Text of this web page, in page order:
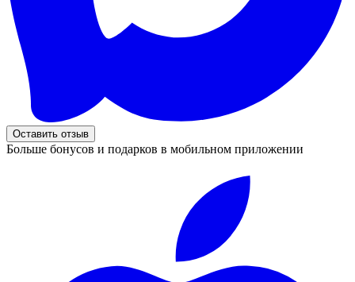
Оставить отзыв
Больше бонусов и подарков в мобильном приложении